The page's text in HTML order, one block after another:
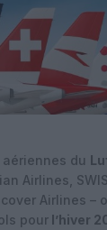
du
Airlines,
Airlines –
pour l’hiver